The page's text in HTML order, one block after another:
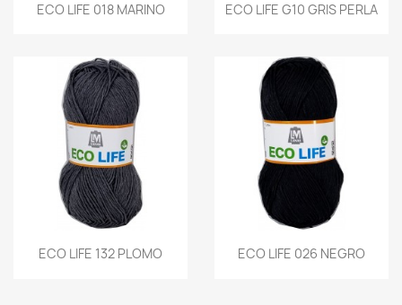
ECO LIFE 018 MARINO ECO LIFE G10 GRIS PERLA
ECO LIFE 132 PLOMO ECO LIFE 026 NEGRO